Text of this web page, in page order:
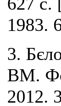
1983.
3.
ВМ.
2012.